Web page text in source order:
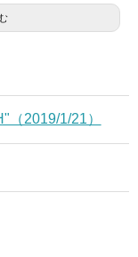
（2019/1/21）